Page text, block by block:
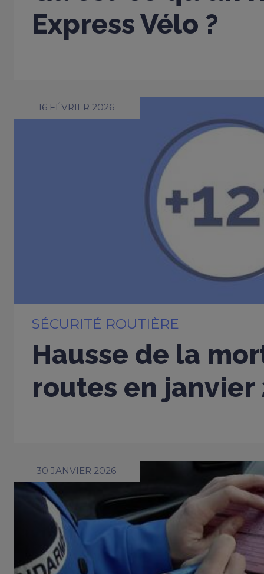
Express Vélo ?
16 FÉVRIER 2026
SÉCURITÉ ROUTIÈRE
Hausse de la
routes en janvier
30 JANVIER 2026